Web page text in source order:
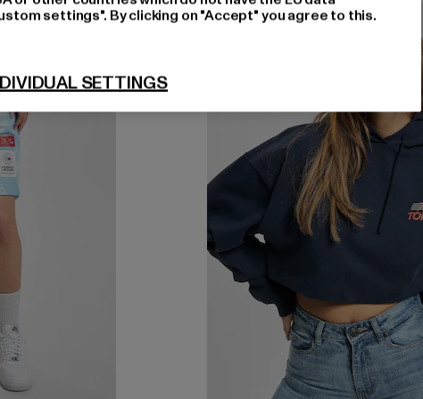
-58%
settings". By clicking on "Accept" you agree to this.
SETTINGS